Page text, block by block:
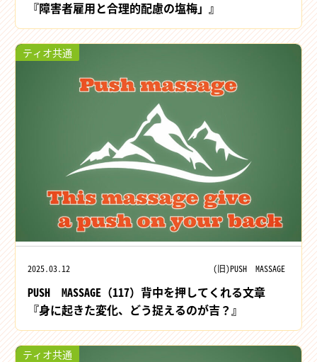
『障害者雇用と合理的配慮の塩梅」』
ティオ共通
2025.03.12 (旧)PUSH MASSAGE
PUSH MASSAGE（117）背中を押してくれる文章
『身に起きた変化、どう捉えるのが吉？』
ティオ共通